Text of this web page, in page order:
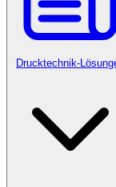
Drucktechnik-